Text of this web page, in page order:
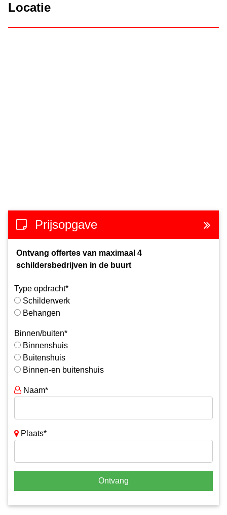
Locatie
Prijsopgave
Ontvang offertes van maximaal 4
schildersbedrijven in de buurt
Type opdracht*
Schilderwerk
Behangen
Binnen/buiten*
Binnenshuis
Buitenshuis
Binnen-en buitenshuis
Naam*
Plaats*
Ontvang